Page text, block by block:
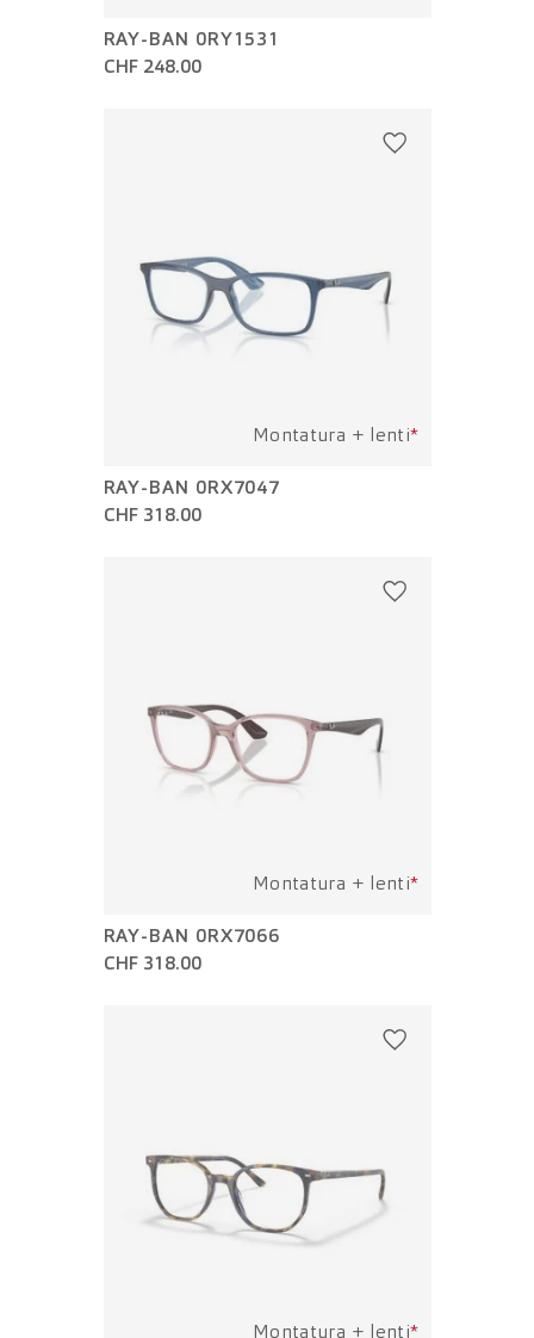
RAY-BAN 0RY1531
CHF 248.00
Montatura + lenti*
RAY-BAN 0RX7047
CHF 318.00
Montatura + lenti*
RAY-BAN 0RX7066
CHF 318.00
Montatura + lenti*